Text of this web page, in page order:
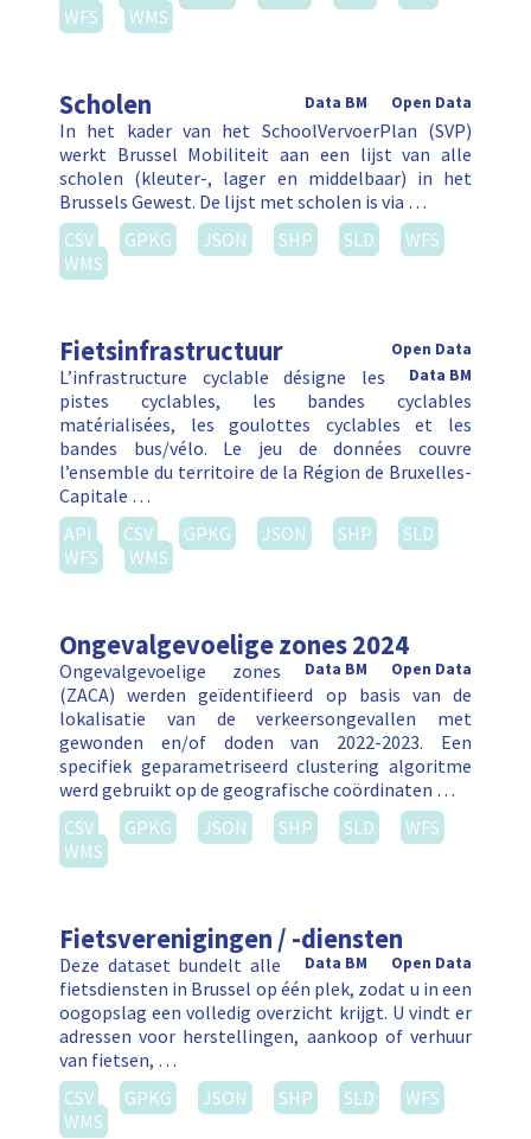
WFS
WMS
Scholen Open Data
Data BM
In het kader van het SchoolVervoerPlan (SVP)
werkt Brussel Mobiliteit aan een lijst van alle
scholen (kleuter-, lager en middelbaar) in het
Brussels Gewest. De lijst met scholen is via …
CSV
GPKG JSON SHP SLD
WFS
WMS
Fietsinfrastructuur
Open Data
Data BM
L’infrastructure cyclable désigne les
pistes cyclables, les bandes cyclables
matérialisées, les goulottes cyclables et les
bandes bus/vélo. Le jeu de données couvre
l’ensemble du territoire de la Région de Bruxelles-
Capitale …
API
CSV GPKG JSON SHP
SLD
WFS
WMS
Ongevalgevoelige zones 2024
Open Data
Data BM
Ongevalgevoelige zones
(ZACA) werden geïdentifieerd op basis van de
lokalisatie van de verkeersongevallen met
gewonden en/of doden van 2022-2023. Een
specifiek geparametriseerd clustering algoritme
werd gebruikt op de geografische coördinaten …
CSV
GPKG JSON SHP SLD
WFS
WMS
Fietsverenigingen / -diensten
Open Data
Data BM
Deze dataset bundelt alle
fietsdiensten in Brussel op één plek, zodat u in een
oogopslag een volledig overzicht krijgt. U vindt er
adressen voor herstellingen, aankoop of verhuur
van fietsen, …
CSV
GPKG JSON SHP SLD
WFS
WMS